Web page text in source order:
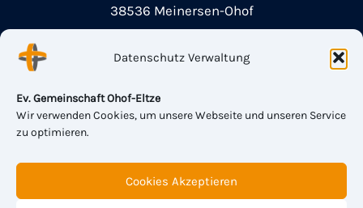
Datenschutz Verwaltung
Ev. Gemeinschaft Ohof-Eltze
Wir verwenden Cookies, um unsere Webseite und unseren Service
zu optimieren.
Cookies Akzeptieren
38536 Meinersen-Ohof
Plockhorster Str. 14
Impressum & Haftung